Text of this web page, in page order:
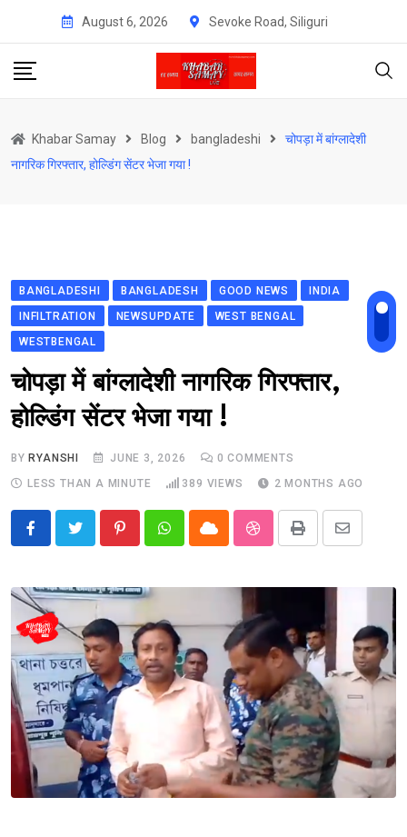
content
August 6, 2026 Sevoke Road, Siliguri
Khabar Samay Blog bangladeshi
चोपड़ा में बांग्लादेशी
नागरिक गिरफ्तार, होल्डिंग सेंटर भेजा गया !
BANGLADESHI BANGLADESH GOOD NEWS
INDIA
INFILTRATION
NEWSUPDATE
WEST BENGAL
WESTBENGAL
चोपड़ा में बांग्लादेशी नागरिक गिरफ्तार,
होल्डिंग सेंटर भेजा गया !
BY RYANSHI JUNE 3, 2026 0 COMMENTS
LESS THAN A MINUTE
389 VIEWS 2 MONTHS AGO
PinterestWhatsappCloud StumbleUpon
Print
Share
Email